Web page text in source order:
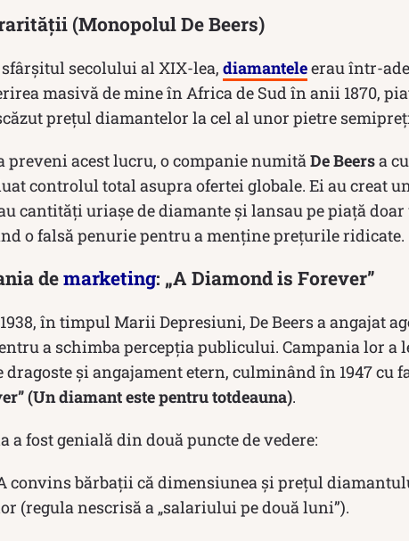
(Monopolul De Beers)
secolului al XIX-lea, diamanteleerau într-
masivă de mine în Africa de Sud în anii 1870,
prețul diamantelor la cel al unor pietre
preveni acest lucru, o companie numită De Beersa
controlul total asupra ofertei globale. Ei au creat
cantități uriașe de diamante și lansau pe piață
o falsă penurie pentru a menține prețurile ridicate.
demarketing: „A Diamond is Forever”
în timpul Marii Depresiuni, De Beers a angajat
a schimba percepția publicului. Campania lor a
dragoste și angajament etern, culminând în 1947 cu
(Un diamant este pentru totdeauna).
a fost genială din două puncte de vedere:
convins bărbații că dimensiunea și prețul
(regula nescrisă a „salariului pe două luni”).